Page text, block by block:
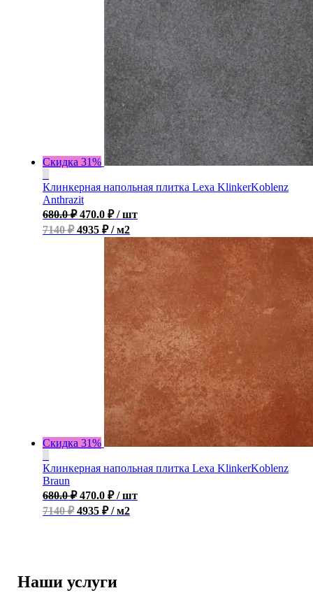
Скидка 31%
Клинкерная напольная плитка Lexa KlinkerKoblenz
Anthrazit
680.0₽ 470.0 ₽ / шт
7140 ₽4935 ₽ / м2
Скидка 31%
Клинкерная напольная плитка Lexa KlinkerKoblenz
Braun
680.0₽ 470.0 ₽ / шт
7140 ₽4935 ₽ / м2
Наши услуги